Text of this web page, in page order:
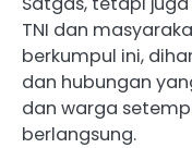
TNI dan
berkumpul ini,
dan hubungan
dan warga
berlangsung.